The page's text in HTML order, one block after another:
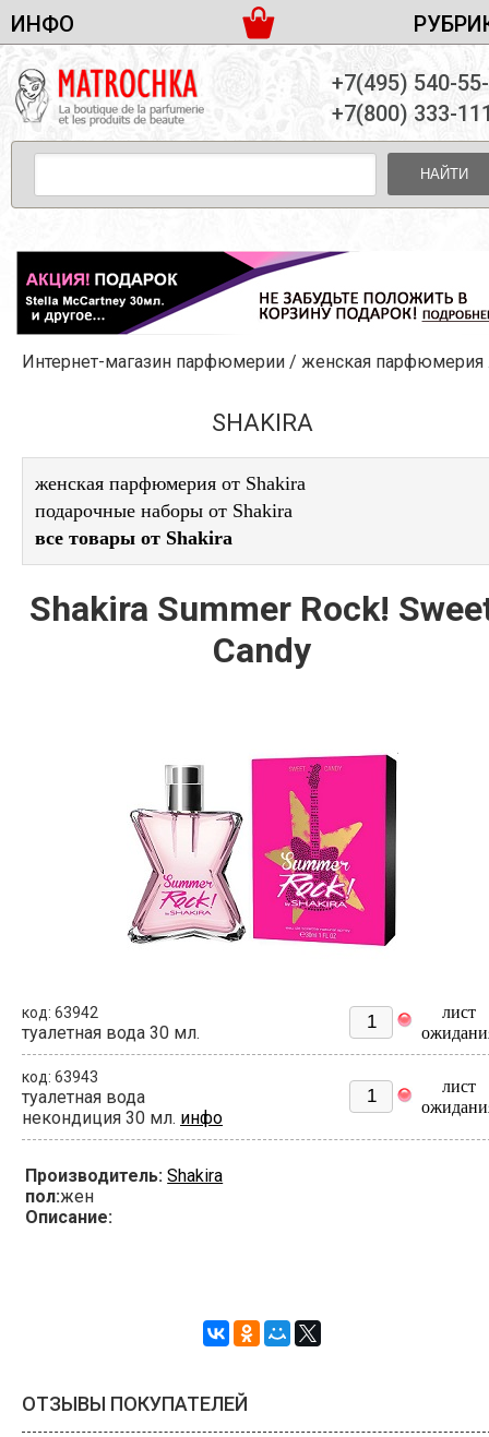
ИНФО
ДОСТАВКА И ОПЛАТА
ПАРТНЕРСТВО
КОНТАКТЫ
ЖЕНСКАЯ ПАРФЮМЕРИЯ
МУЖСКАЯ ПАРФЮМЕРИЯ
УНИСЕКС ПАРФЮМЕРИЯ
ЖЕНСКИЕ НАБОРЫ
МУЖСКИЕ НАБОРЫ
УНИСЕКС НАБОРЫ
УХОД ЗА ЛИЦОМ
УХОД ЗА ТЕЛОМ
ДЕКОРАТИВНАЯ КОСМЕТИКА
+7(495) 540-
+7(800) 333-
НАЙТИ
Интернет-магазин парфюмерии / женская парфюмерия
SHAKIRA
женская парфюмерия от Shakira
подарочные наборы от Shakira
все товары от Shakira
Shakira Summer Rock!
Candy
код: 63942
туалетная вода 30 мл.
лист
код: 63943
туалетная вода
некондиция 30 мл. инфо
лист
Производитель: Shakira
пол:жен
Описание:
ОТЗЫВЫ ПОКУПАТЕЛЕЙ